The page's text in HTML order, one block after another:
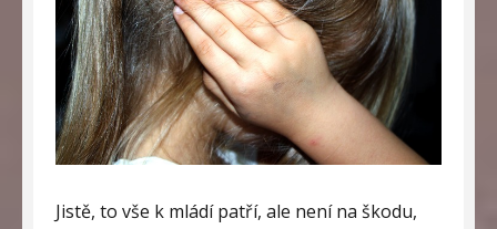
Jistě, to vše k mládí patří, ale není na škodu,